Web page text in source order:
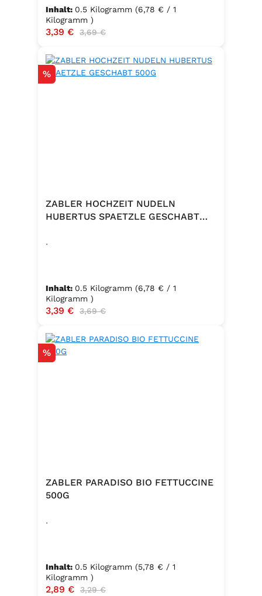
Hartweizengrieß, frische Eier
(Güteklasse A), Trinkwasser ✅
Hergestellt in Baden – Qualität seit
Inhalt: 0.5 Kilogramm (6,78 € / 1
Kilogramm )
Verkaufspreis:
3,39 € Regulärer Preis:
3,69 €
Rabatt
%
ZABLER HOCHZEIT NUDELN
HUBERTUS SPAETZLE GESCHABT
.
Inhalt: 0.5 Kilogramm (6,78 € / 1
Kilogramm )
Verkaufspreis:
3,39 € Regulärer Preis:
3,69 €
Rabatt
%
ZABLER PARADISO BIO FETTUCCINE
500G
.
Inhalt: 0.5 Kilogramm (5,78 € / 1
Kilogramm )
Verkaufspreis:
2,89 € Regulärer Preis:
3,29 €